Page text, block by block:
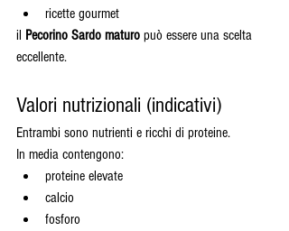
ricette gourmet
il Pecorino Sardo maturo può essere una scelta
eccellente.
Valori nutrizionali (indicativi)
Entrambi sono nutrienti e ricchi di proteine.
In media contengono:
proteine elevate
calcio
fosforo